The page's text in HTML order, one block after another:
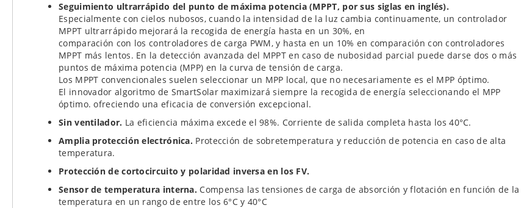
Seguimiento ultrarrápido del punto de máxima potencia (MPPT, por sus siglas en inglés).
Especialmente con cielos nubosos, cuando la intensidad de la luz cambia continuamente, un controlador
MPPT ultrarrápido mejorará la recogida de energía hasta en un 30%, en
comparación con los controladores de carga PWM, y hasta en un 10% en comparación con controladores
MPPT más lentos. En la detección avanzada del MPPT en caso de nubosidad parcial puede darse dos o más
puntos de máxima potencia (MPP) en la curva de tensión de carga.
Los MPPT convencionales suelen seleccionar un MPP local, que no necesariamente es el MPP óptimo.
El innovador algoritmo de SmartSolar maximizará siempre la recogida de energía seleccionando el MPP
óptimo. ofreciendo una eficacia de conversión excepcional.
Sin ventilador. La eficiencia máxima excede el 98%. Corriente de salida completa hasta los 40°C.
Amplia protección electrónica. Protección de sobretemperatura y reducción de potencia en caso de alta
temperatura.
Protección de cortocircuito y polaridad inversa en los FV.
Sensor de temperatura interna. Compensa las tensiones de carga de absorción y flotación en función de la
temperatura en un rango de entre los 6°C y 40°C